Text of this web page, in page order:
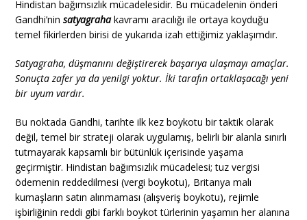
Hindistan bağımsızlık mücadelesidir. Bu mücadelenin önderi
Gandhi’nin satyagrahakavramı aracılığı ile ortaya koyduğu
temel fikirlerden birisi de yukarıda izah ettiğimiz yaklaşımdır.
Satyagraha, düşmanını değiştirerek başarıya ulaşmayı amaçlar.
Sonuçta zafer ya da yenilgi yoktur. İki tarafın ortaklaşacağı yeni
bir uyum vardır.
Bu noktada Gandhi, tarihte ilk kez boykotu bir taktik olarak
değil, temel bir strateji olarak uygulamış, belirli bir alanla sınırlı
tutmayarak kapsamlı bir bütünlük içerisinde yaşama
geçirmiştir. Hindistan bağımsızlık mücadelesi; tuz vergisi
ödemenin reddedilmesi (vergi boykotu), Britanya malı
kumaşların satın alınmaması (alışveriş boykotu), rejimle
işbirliğinin reddi gibi farklı boykot türlerinin yaşamın her alanına